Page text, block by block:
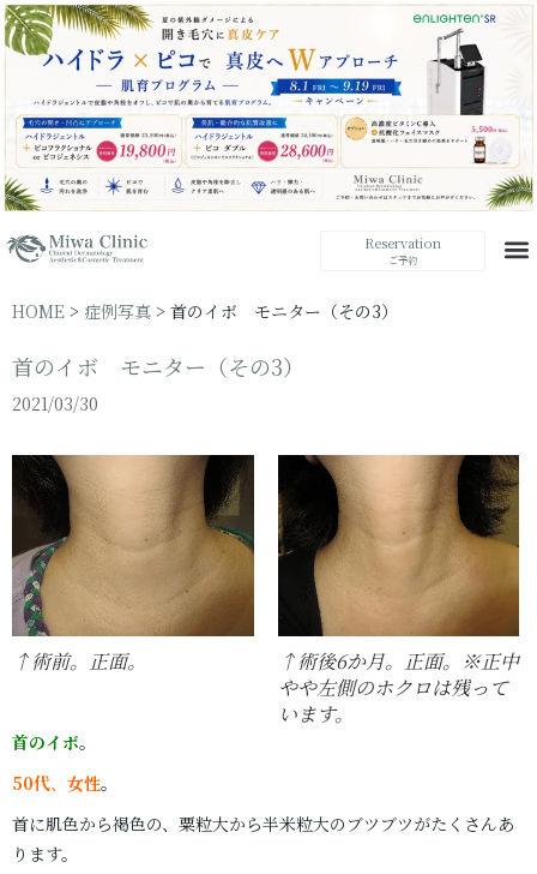
Reservation
ご予約
HOME > 症例写真 > 首のイボ モニター（その3）
首のイボ モニター（その3）
2021/03/30
↑術前。正面。
↑術後6か月。正面。※正中
やや左側のホクロは残って
います。
首のイボ。
50代、 女性。
首に肌色から褐色の、粟粒大から半米粒大のブツブツがたくさんあ
ります。